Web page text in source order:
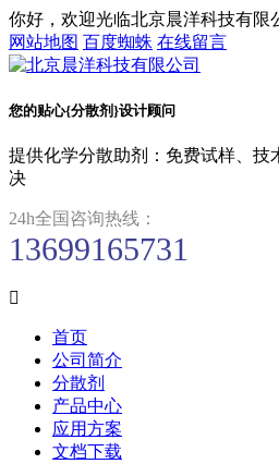
你好，欢迎光临北京晨洋科技有限
网站地图 百度蜘蛛 在线留言
您的贴心{分散剂}设计顾问
提供化学分散助剂：免费试样、技
决
24h全国咨询热线：
13699165731

首页
公司简介
分散剂
产品中心
应用方案
文档下载